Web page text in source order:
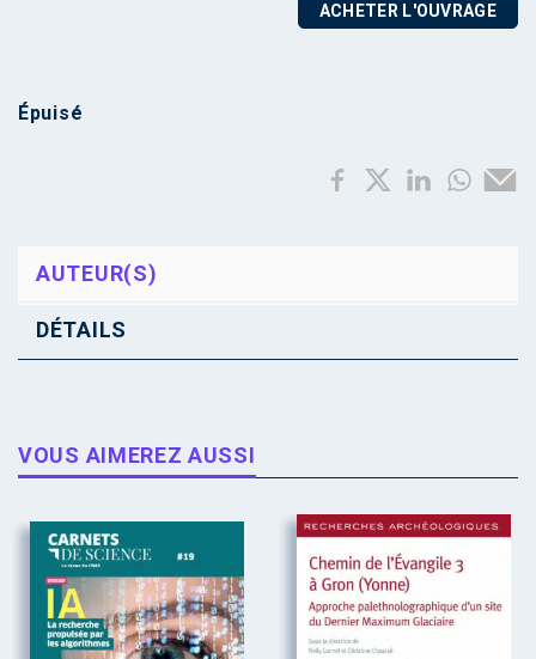
ACHETER L'OUVRAGE
Épuisé
AUTEUR(S)
DÉTAILS
VOUS AIMEREZ AUSSI